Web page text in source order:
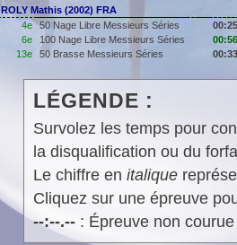
ROLY Mathis (2002) FRA
4e
50 Nage Libre Messieurs Séries
6e
100 Nage Libre Messieurs Séries
13e
50 Brasse Messieurs Séries
LÉGENDE :
Survolez les temps pour
la disqualification ou du
Le chiffre en italique
Cliquez sur une épreuve
--:--.--: Épreuve non